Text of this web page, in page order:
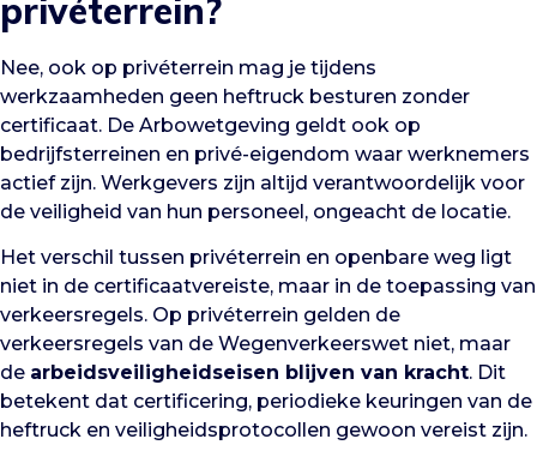
privéterrein?
Nee, ook op privéterrein mag je tijdens
werkzaamheden geen heftruck besturen zonder
certificaat. De Arbowetgeving geldt ook op
bedrijfsterreinen en privé-eigendom waar werknemers
actief zijn. Werkgevers zijn altijd verantwoordelijk voor
de veiligheid van hun personeel, ongeacht de locatie.
Het verschil tussen privéterrein en openbare weg ligt
niet in de certificaatvereiste, maar in de toepassing van
verkeersregels. Op privéterrein gelden de
verkeersregels van de Wegenverkeerswet niet, maar
de arbeidsveiligheidseisen blijven van kracht. Dit
betekent dat certificering, periodieke keuringen van de
heftruck en veiligheidsprotocollen gewoon vereist zijn.